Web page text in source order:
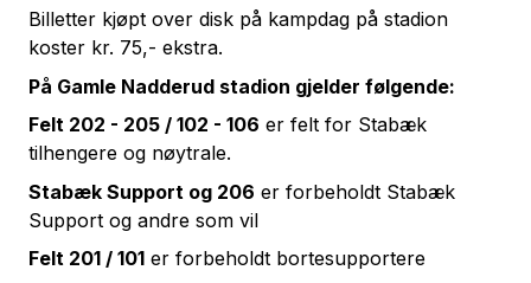
Billetter kjøpt over disk på kampdag på stadion
koster kr. 75,- ekstra.
På Gamle Nadderud stadion gjelder følgende:
Felt 202 - 205 / 102 - 106 er felt for Stabæk
tilhengere og nøytrale.
Stabæk Support og 206 er forbeholdt Stabæk
Support og andre som vil
Felt 201 / 101 er forbeholdt bortesupportere